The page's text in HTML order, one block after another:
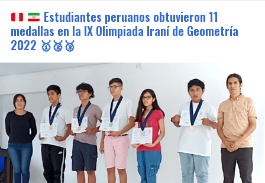
Estudiantes peruanos obtuvieron 11
medallas en la IX Olimpiada Iraní de Geometría
2022 🥇🥈🥉